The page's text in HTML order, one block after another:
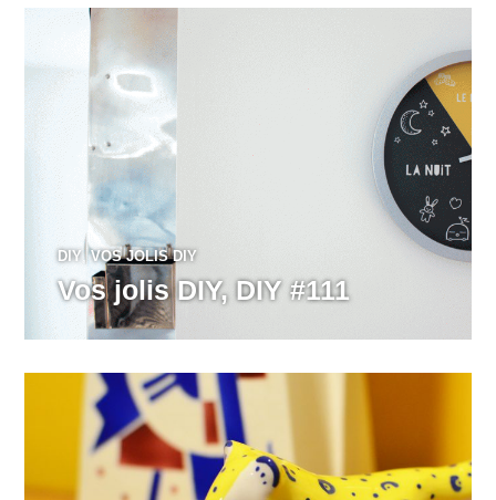
DIY,VOS JOLIS DIY
Vos jolis DIY, DIY #111